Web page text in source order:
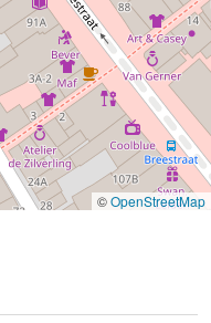
©OpenStreetMap